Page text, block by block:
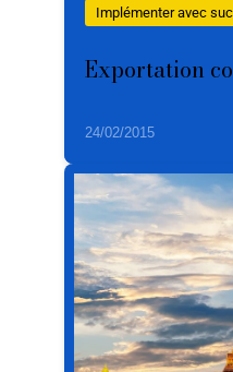
Implémenter avec
Exportation
24/02/2015